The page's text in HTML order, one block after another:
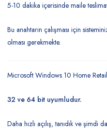
5-10 dakika içerisinde maile
Bu anahtarın çalışması için
olması gerekmekte.
Microsoft Windows 10 Home
32 ve 64 bit uyumludur.
Daha hızlı açılış, tanıdık ve